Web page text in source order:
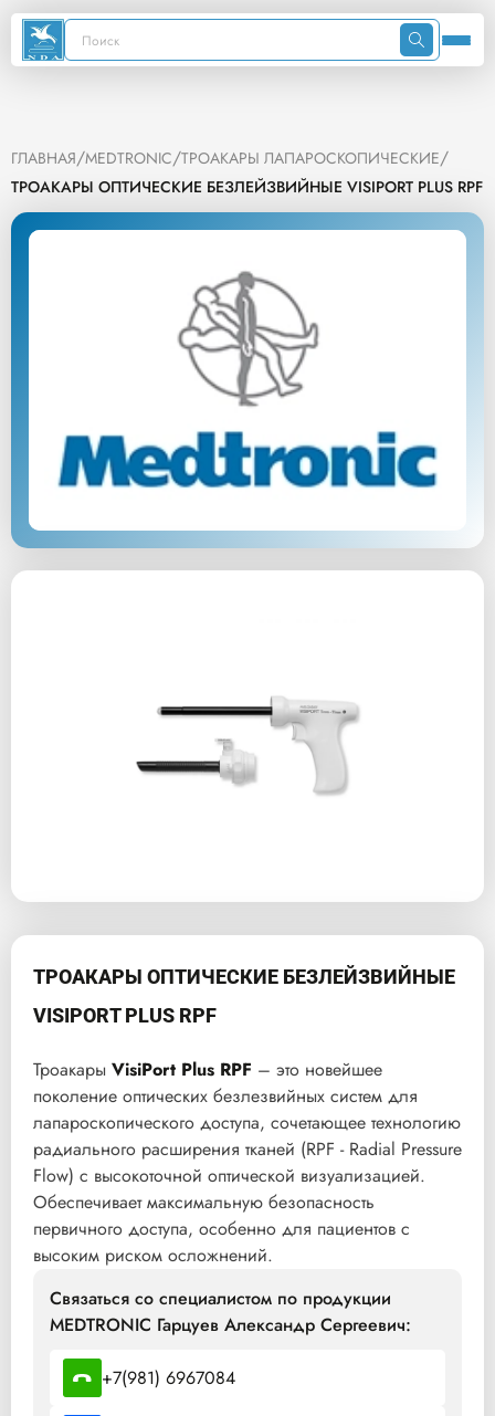
ГЛАВНАЯ/MEDTRONIC/ТРОАКАРЫ ЛАПАРОСКОПИЧЕСКИЕ/
ТРОАКАРЫ ОПТИЧЕСКИЕ БЕЗЛЕЙЗВИЙНЫЕ VISIPORT PLUS RPF
ТРОАКАРЫ ОПТИЧЕСКИЕ БЕЗЛЕЙЗВИЙНЫЕ
VISIPORT PLUS RPF
Троакары VisiPort Plus RPF – это новейшее
поколение оптических безлезвийных систем для
лапароскопического доступа, сочетающее технологию
радиального расширения тканей (RPF - Radial Pressure
Flow) с высокоточной оптической визуализацией.
Обеспечивает максимальную безопасность
первичного доступа, особенно для пациентов с
высоким риском осложнений.
Связаться со специалистом по продукции
MEDTRONIC Гарцуев Александр Сергеевич:
+7(981) 6967084